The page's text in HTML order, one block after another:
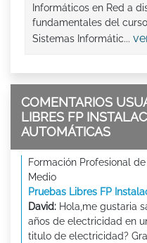
Informáticos en Red a
fundamentales del
Sistemas Informátic...
COMENTARIOS
LIBRES FP
AUTOMÁTICAS
Formación Profesional
Medio
Pruebas Libres FP
David: Hola,me gustaria
años de electricidad en
titulo de electricidad?